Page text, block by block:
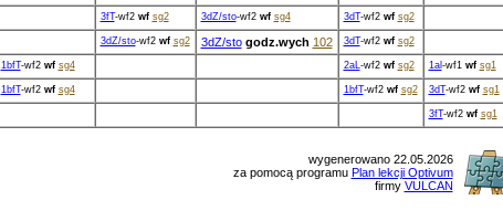
3fT-wf2 wf sg2 3dZ/sto-wf2 wf sg4 3dT-wf2 wf sg2
3dZ/sto-wf2 wf sg2 3dZ/sto godz.wych 102 3dT-wf2 wf sg2
1bfT-wf2 wf sg4 2aL-wf2 wf sg2 1al -wf1 wf sg1
1bfT-wf2 wf sg4 1bfT-wf2 wf sg2 3dT-wf2 wf sg1
3fT-wf2 wf sg1
wygenerowano 22.05.2026
za pomocą programu Plan lekcji Optivum
firmy VULCAN